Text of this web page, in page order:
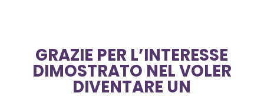
GRAZIE PER L’INTERESSE
DIMOSTRATO NEL VOLER
DIVENTARE UN